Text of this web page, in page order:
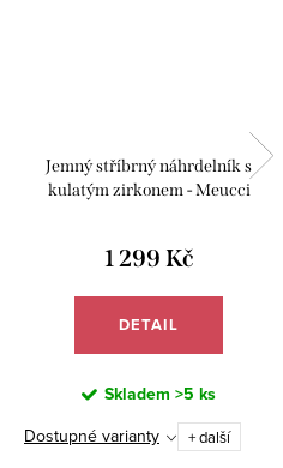
Jemný stříbrný náhrdelník s
kulatým zirkonem - Meucci
1 299 Kč
DETAIL
Skladem >5 ks
Dostupné varianty + další